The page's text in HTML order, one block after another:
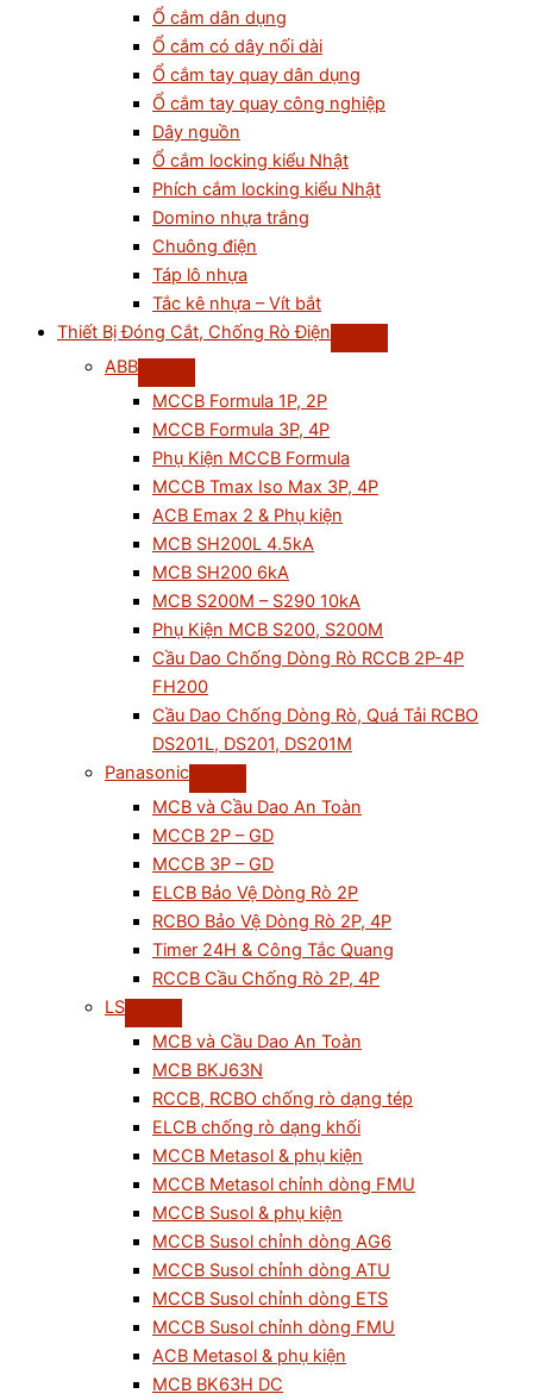
Ổ cắm dân dụng
Ổ cắm có dây nối dài
Ổ cắm tay quay dân dụng
Ổ cắm tay quay công nghiệp
Dây nguồn
Ổ cắm locking kiểu Nhật
Phích cắm locking kiểu Nhật
Domino nhựa trắng
Chuông điện
Táp lô nhựa
Tắc kê nhựa – Vít bắt
Thiết Bị Đóng Cắt, Chống Rò Điện
ABB
MCCB Formula 1P, 2P
MCCB Formula 3P, 4P
Phụ Kiện MCCB Formula
MCCB Tmax Iso Max 3P, 4P
ACB Emax 2 & Phụ kiện
MCB SH200L 4.5kA
MCB SH200 6kA
MCB S200M – S290 10kA
Phụ Kiện MCB S200, S200M
Cầu Dao Chống Dòng Rò RCCB 2P-4P
FH200
Cầu Dao Chống Dòng Rò, Quá Tải RCBO
DS201L, DS201, DS201M
Panasonic
MCB và Cầu Dao An Toàn
MCCB 2P – GD
MCCB 3P – GD
ELCB Bảo Vệ Dòng Rò 2P
RCBO Bảo Vệ Dòng Rò 2P, 4P
Timer 24H & Công Tắc Quang
RCCB Cầu Chống Rò 2P, 4P
LS
MCB và Cầu Dao An Toàn
MCB BKJ63N
RCCB, RCBO chống rò dạng tép
ELCB chống rò dạng khối
MCCB Metasol & phụ kiện
MCCB Metasol chỉnh dòng FMU
MCCB Susol & phụ kiện
MCCB Susol chỉnh dòng AG6
MCCB Susol chỉnh dòng ATU
MCCB Susol chỉnh dòng ETS
MCCB Susol chỉnh dòng FMU
ACB Metasol & phụ kiện
MCB BK63H DC